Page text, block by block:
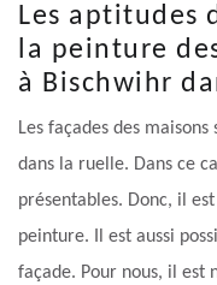
Les aptitudes
la peinture
à Bischwihr
Les façades des
dans la ruelle. Dans ce
présentables. Donc, il
peinture. Il est aussi
façade. Pour nous, il est